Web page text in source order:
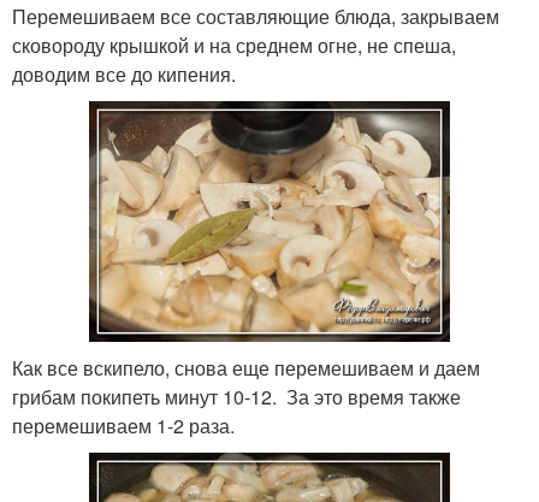
Перемешиваем все составляющие блюда, закрываем
сковороду крышкой и на среднем огне, не спеша,
доводим все до кипения.
Как все вскипело, снова еще перемешиваем и даем
грибам покипеть минут 10-12. За это время также
перемешиваем 1-2 раза.